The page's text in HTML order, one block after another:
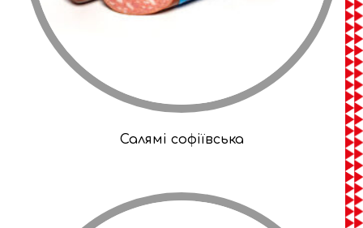
Салямі софіївська